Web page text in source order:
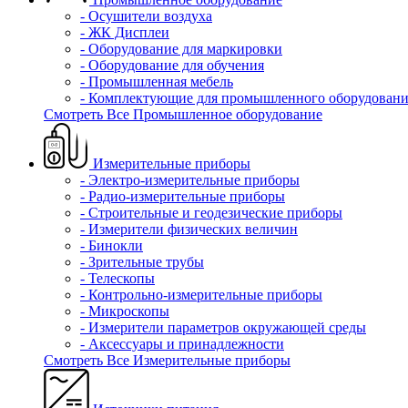
- Осушители воздуха
- ЖК Дисплеи
- Оборудование для маркировки
- Оборудование для обучения
- Промышленная мебель
- Комплектующие для промышленного
Смотреть Все Промышленное оборудование
Измерительные приборы
- Электро-измерительные приборы
- Радио-измерительные приборы
- Строительные и геодезические приборы
- Измерители физических величин
- Бинокли
- Зрительные трубы
- Телескопы
- Контрольно-измерительные приборы
- Микроскопы
- Измерители параметров окружающей среды
- Аксессуары и принадлежности
Смотреть Все Измерительные приборы